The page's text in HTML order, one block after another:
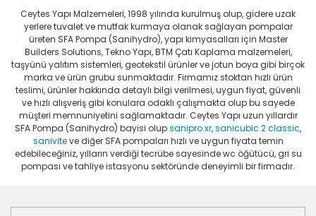
Ceytes Yapı Malzemeleri, 1998 yılında kurulmuş olup, gidere uzak
yerlere tuvalet ve mutfak kurmaya olanak sağlayan pompalar
üreten SFA Pompa (Sanihydro), yapı kimyasalları için Master
Builders Solutions, Tekno Yapı, BTM Çatı Kaplama malzemeleri,
taşyünü yalıtım sistemleri, geotekstil ürünler ve jotun boya gibi birçok
marka ve ürün grubu sunmaktadır. Firmamız stoktan hızlı ürün
teslimi, ürünler hakkında detaylı bilgi verilmesi, uygun fiyat, güvenli
ve hızlı alışveriş gibi konulara odaklı çalışmakta olup bu sayede
müşteri memnuniyetini sağlamaktadır. Ceytes Yapı uzun yıllardır
SFA Pompa (Sanihydro) bayisi olupsanipro xr,sanicubic 2 classic,
saniviteve diğer SFA pompaları hızlı ve uygun fiyata temin
edebileceğiniz, yılların verdiği tecrübe sayesinde wc öğütücü, gri su
pompası ve tahliye istasyonu sektöründe deneyimli bir firmadır.